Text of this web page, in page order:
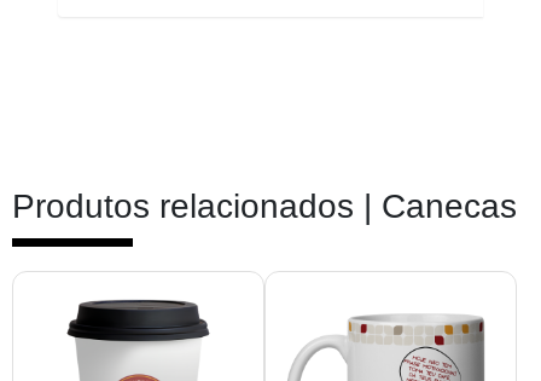
Produtos relacionados | Canecas